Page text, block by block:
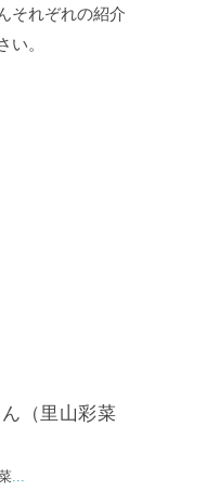
それぞれの紹介
い。
（里山彩菜
...